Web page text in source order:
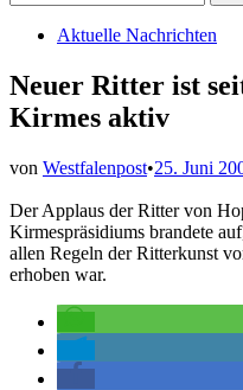
nach:
Veröffentlicht
Aktuelle Nachrichten
Neuer Ritter ist
Kirmes aktiv
von Westfalenpost•25. Juni
Der Applaus der Ritter von
Kirmespräsidiums brandete
allen Regeln der Ritterkunst
erhoben war.